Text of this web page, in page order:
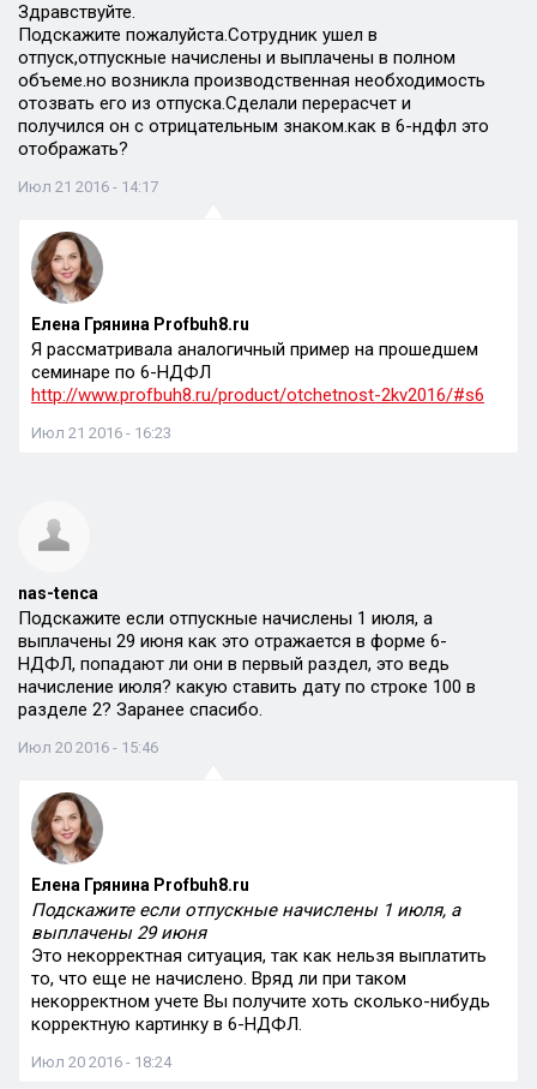
Здравствуйте.
Подскажите пожалуйста.Сотрудник ушел в
отпуск,отпускные начислены и выплачены в полном
объеме.но возникла производственная необходимость
отозвать его из отпуска.Сделали перерасчет и
получился он с отрицательным знаком.как в 6-ндфл это
отображать?
Июл 21 2016 - 14:17
Елена Грянина Profbuh8.ru
Я рассматривала аналогичный пример на прошедшем
семинаре по 6-НДФЛ
http://www.profbuh8.ru/product/otchetnost-2kv2016/#s6
Июл 21 2016 - 16:23
nas-tenca
Подскажите если отпускные начислены 1 июля, а
выплачены 29 июня как это отражается в форме 6-
НДФЛ, попадают ли они в первый раздел, это ведь
начисление июля? какую ставить дату по строке 100 в
разделе 2? Заранее спасибо.
Июл 20 2016 - 15:46
Елена Грянина Profbuh8.ru
Подскажите если отпускные начислены 1 июля, а
выплачены 29 июня
Это некорректная ситуация, так как нельзя выплатить
то, что еще не начислено. Вряд ли при таком
некорректном учете Вы получите хоть сколько-нибудь
корректную картинку в 6-НДФЛ.
Июл 20 2016 - 18:24